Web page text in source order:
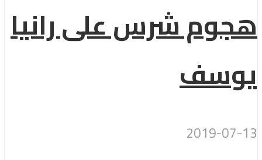
هجوم شرس على رانيا
يوسف
2019-07-13